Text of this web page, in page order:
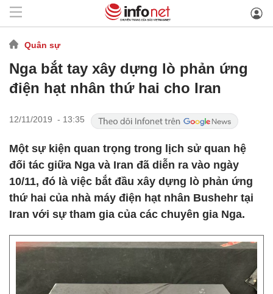
Quân sự
Nga bắt tay xây dựng lò phản ứng
điện hạt nhân thứ hai cho Iran
12/11/2019 - 13:35
Một sự kiện quan trọng trong lịch sử quan hệ
đối tác giữa Nga và Iran đã diễn ra vào ngày
10/11, đó là việc bắt đầu xây dựng lò phản ứng
thứ hai của nhà máy điện hạt nhân Bushehr tại
Iran với sự tham gia của các chuyên gia Nga.